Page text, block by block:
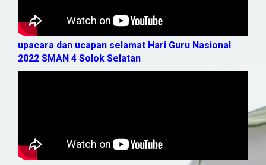
upacara dan ucapan selamat Hari Guru Nasional
2022 SMAN 4 Solok Selatan